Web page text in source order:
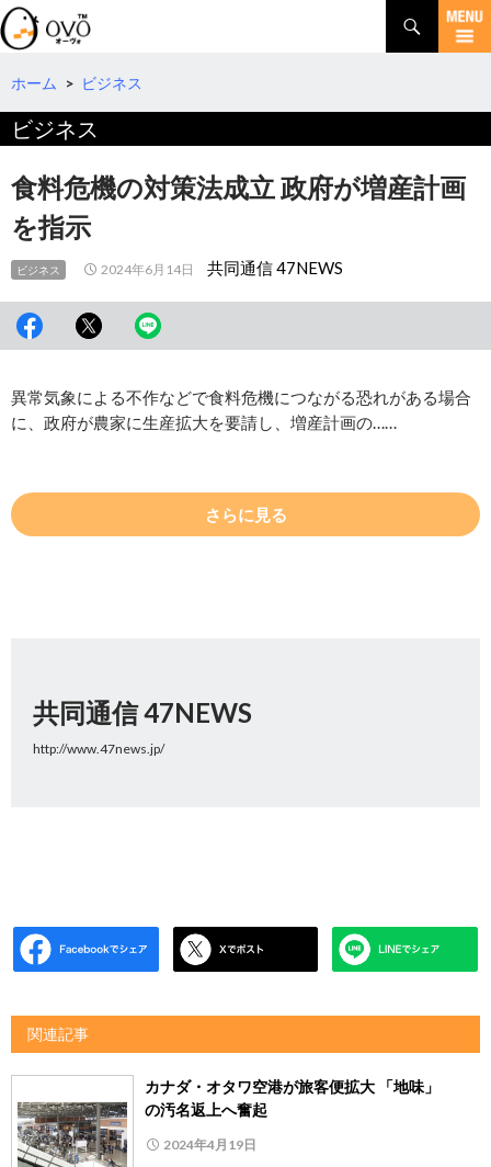
検
索
コ
テ
へ
ホーム > ビジネス
ビジネス
食料危機の対策法成立 政府が増産計画
を指示
ビジネス 2024年6月14日 共同通信 47NEWS
異常気象による不作などで食料危機につながる恐れがある場合
に、政府が農家に生産拡大を要請し、増産計画の……
さらに見る
共同通信 47NEWS
http://www.47news.jp/
関連記事
カナダ・オタワ空港が旅客便拡大 「地味」
の汚名返上へ奮起
2024年4月19日